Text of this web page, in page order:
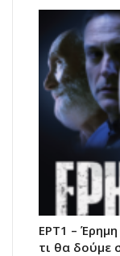
ΕΡΤ1 –
τι θα δούμε